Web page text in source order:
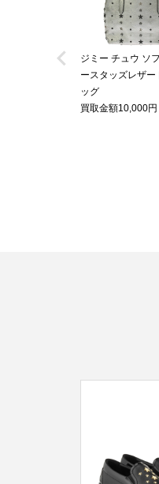
ジミー チュウ ソ
ースタッズレザー
ッグ
買取金額10,000円
